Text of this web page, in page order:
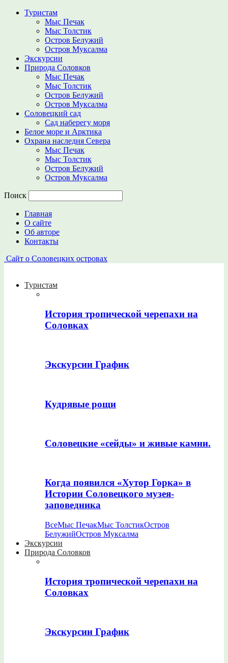
Туристам
Мыс Печак
Мыс Толстик
Остров Белужий
Остров Муксалма
Экскурсии
Природа Соловков
Мыс Печак
Мыс Толстик
Остров Белужий
Остров Муксалма
Соловецкий сад
Сад наберегу моря
Белое море и Арктика
Охрана наследия Севера
Мыс Печак
Мыс Толстик
Остров Белужий
Остров Муксалма
Поиск
Главная
О сайте
Об авторе
Контакты
Сайт о Соловецких островах
Туристам
История тропической черепахи на
Соловках
Экскурсии График
Кудрявые рощи
Соловецкие «сейды» и живые камни.
Когда появился «Хутор Горка» в
Истории Соловецкого музея-
заповедника
ВсеМыс ПечакМыс ТолстикОстров
БелужийОстров Муксалма
Экскурсии
Природа Соловков
История тропической черепахи на
Соловках
Экскурсии График